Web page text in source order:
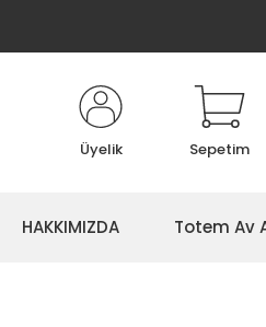
Üyelik Sepetim
HAKKIMIZDA Totem Av